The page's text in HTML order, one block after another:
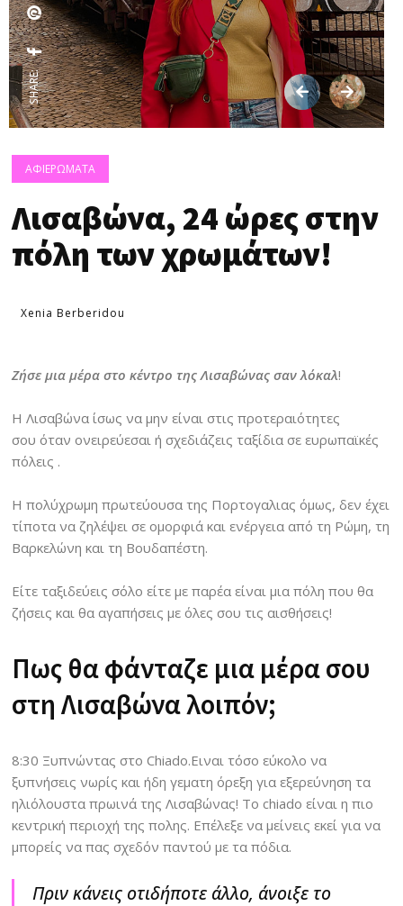
SHARE:
ΑΦΙΕΡΩΜΑΤΑ
Λισαβώνα, 24 ώρες στην
πόλη των χρωμάτων!
Xenia Berberidou
Ζήσε μια μέρα στο κέντρο της Λισαβώνας σαν λόκαλ!
Η Λισαβώνα ίσως να μην είναι στις προτεραιότητες
σου όταν ονειρεύεσαι ή σχεδιάζεις ταξίδια σε ευρωπαϊκές
πόλεις .
Η πολύχρωμη πρωτεύουσα της Πορτογαλιας όμως, δεν έχει
τίποτα να ζηλέψει σε ομορφιά και ενέργεια από τη Ρώμη, τη
Βαρκελώνη και τη Βουδαπέστη.
Είτε ταξιδεύεις σόλο είτε με παρέα είναι μια πόλη που θα
ζήσεις και θα αγαπήσεις με όλες σου τις αισθήσεις!
Πως θα φάνταζε μια μέρα σου
στη Λισαβώνα λοιπόν;
8:30 Ξυπνώντας στο Chiado.Ειναι τόσο εύκολο να
ξυπνήσεις νωρίς και ήδη γεματη όρεξη για εξερεύνηση τα
ηλιόλουστα πρωινά της Λισαβώνας! To chiado είναι η πιο
κεντρική περιοχή της πολης. Επέλεξε να μείνεις εκεί για να
μπορείς να πας σχεδόν παντού με τα πόδια.
Πριν κάνεις οτιδήποτε άλλο, άνοιξε το